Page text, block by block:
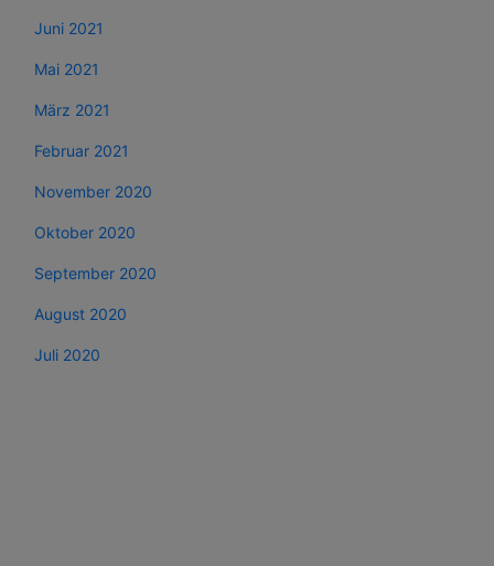
Juni 2021
Mai 2021
März 2021
Februar 2021
November 2020
Oktober 2020
September 2020
August 2020
Juli 2020